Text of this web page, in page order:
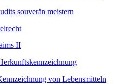
souverän meistern
II
von Lebensmitteln